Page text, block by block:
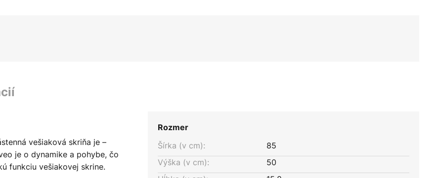
vešiaková skriňa je –
je o dynamike a pohybe, čo
funkciu vešiakovej skrine.
Rozmer
Šírka (v cm):
85
Výška (v cm):
50